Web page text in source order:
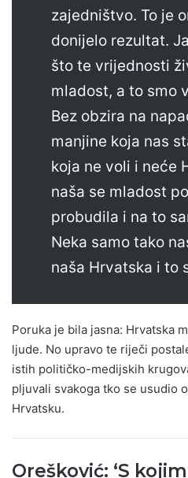
zajedništvo. To je
donijelo rezultat.
što te vrijednosti
mladost, a to smo
Bez obzira na
manjine koja nas
koja ne voli i neće
naša se mladost
probudila i na to
Neka samo tako
naša Hrvatska i to
Poruka je bila jasna: Hrvatska
ljude. No upravo te riječi
istih političko-medijskih
pljuvali svakoga tko se usudio
Hrvatsku.
Orešković: ‘S